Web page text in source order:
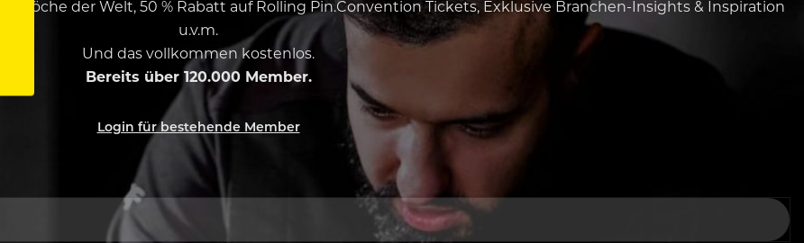
Köche der Welt, 50 % Rabatt auf Rolling Pin.Convention Tickets, Exklusive Branchen-Insights & Inspiration
u.v.m.
Und das vollkommen kostenlos.
Bereits über 120.000 Member.
Login für bestehende Member